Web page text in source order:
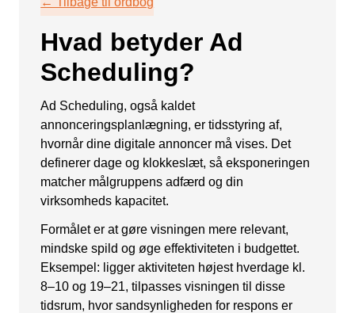
ORGANIC SEARCH
SEO
GEO
Programmatic SEO
FÅ KORTLAGT DIN AI SYNLIGHED
PAID SOCIAL
Meta annoncering
Snapchat annoncering
LinkedIn annoncering
Pinterest annoncering
Webinar
Whitepapers
Mød teamet
Nyhedsbrev
Hvad betyder Ad
Scheduling?
Ad Scheduling, også kaldet
annonceringsplanlægning, er tidsstyring af,
hvornår dine digitale annoncer må vises. Det
definerer dage og klokkeslæt, så eksponeringen
matcher målgruppens adfærd og din
virksomheds kapacitet.
Formålet er at gøre visningen mere relevant,
mindske spild og øge effektiviteten i budgettet.
Eksempel: ligger aktiviteten højest hverdage kl.
8–10 og 19–21, tilpasses visningen til disse
tidsrum, hvor sandsynligheden for respons er